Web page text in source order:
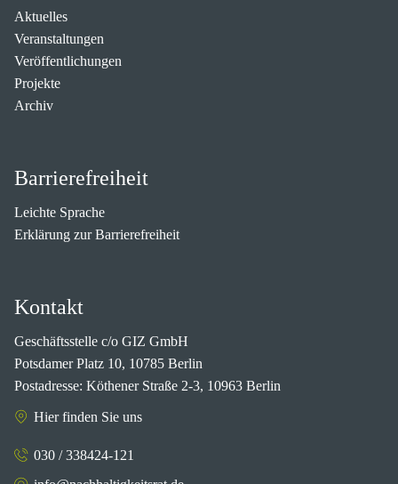
Aktuelles
Veranstaltungen
Veröffentlichungen
Projekte
Archiv
Barrierefreiheit
Leichte Sprache
Erklärung zur Barrierefreiheit
Kontakt
Geschäftsstelle c/o GIZ GmbH
Potsdamer Platz 10, 10785 Berlin
Postadresse: Köthener Straße 2-3, 10963 Berlin
Hier finden Sie uns
030 / 338424-121